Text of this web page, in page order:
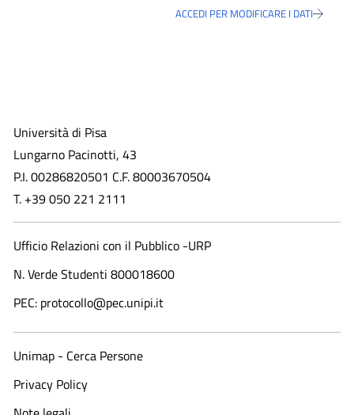
ACCEDI PER MODIFICARE I DATI
Università di Pisa
Lungarno Pacinotti, 43
P.I. 00286820501 C.F. 80003670504
T. +39 050 221 2111
Ufficio Relazioni con il Pubblico -URP
N. Verde Studenti 800018600​
PEC: protocollo@pec.unipi.it
Unimap - Cerca Persone
Privacy Policy